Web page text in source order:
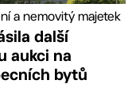
a nemovitý majetek
další
aukci na
bytů